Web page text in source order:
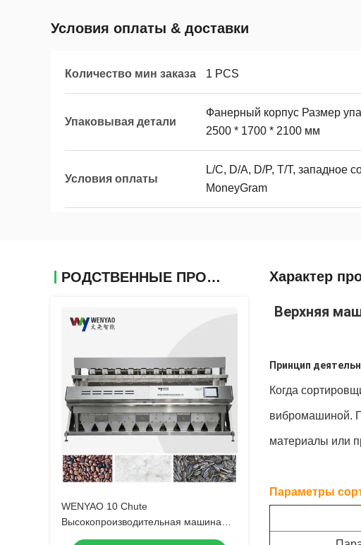
Условия оплаты & доставки
Количество мин заказа 1 PCS
Упаковывая детали
Фанерный корпус Размер
2500 * 1700 * 2100 мм
Условия оплаты
L/C, D/A, D/P, T/T, западное
MoneyGram
РОДСТВЕННЫЕ ПРОДУКТЫ
WENYAO 10 Chute
Высокопроизводительная машина
для очистки и сортировки рисового
Характер
Верхняя
Принцип
Когда
вибромашиной.
материалы или
Параметры